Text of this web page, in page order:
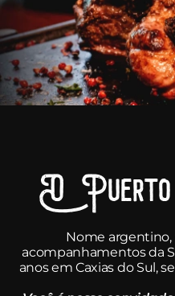
O
Nome
acompanhamentos da
anos em Caxias do Sul,